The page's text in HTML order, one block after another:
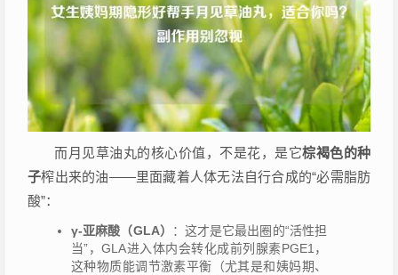
而月见草油丸的核心价值，不是花，是它棕褐色的种
子榨出来的油——里面藏着人体无法自行合成的“必需脂肪
酸”：
γ-亚麻酸（GLA）
：这才是它最出圈的“活性担
当”，GLA进入体内会转化成前列腺素PGE1，
这种物质能调节激素平衡（尤其是和姨妈期、